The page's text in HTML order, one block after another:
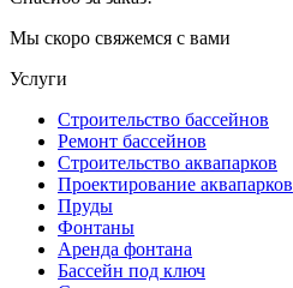
Мы скоро свяжемся с вами
Услуги
Строительство бассейнов
Ремонт бассейнов
Строительство аквапарков
Проектирование аквапарков
Пруды
Фонтаны
Аренда фонтана
Бассейн под ключ